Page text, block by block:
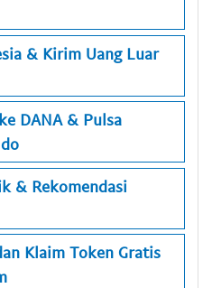
& Kirim Uang Luar
DANA & Pulsa
& Rekomendasi
Klaim Token Gratis